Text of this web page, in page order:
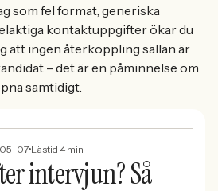
som fel format, generiska
kontaktuppgifter ökar du
att ingen återkoppling sällan är
– det är en påminnelse om
samtidigt.
07 Lästid 4 min
intervjun? Så